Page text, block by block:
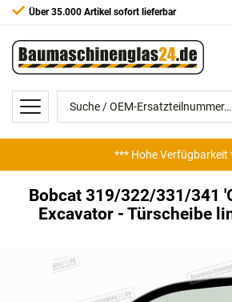
Über 35.000 Artikel sofort lieferbar
*** Hohe Verfügbarkeit
Bobcat 319/322/331/341
Excavator - Türscheibe